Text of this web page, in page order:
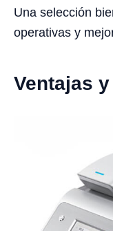
Una selección
operativas y
Ventajas